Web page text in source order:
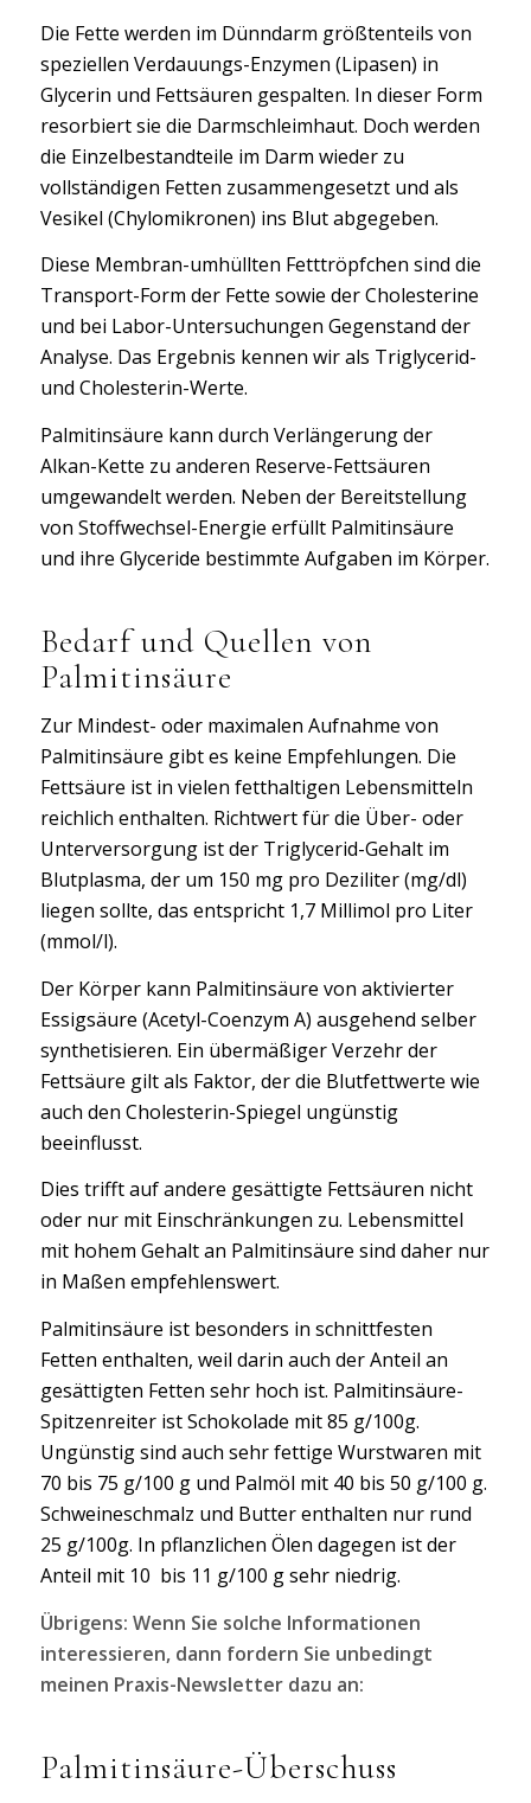
Die Fette werden im Dünndarm größtenteils von
speziellen Verdauungs-Enzymen (Lipasen) in
Glycerin und Fettsäuren gespalten. In dieser Form
resorbiert sie die Darmschleimhaut. Doch werden
die Einzelbestandteile im Darm wieder zu
vollständigen Fetten zusammengesetzt und als
Vesikel (Chylomikronen) ins Blut abgegeben.
Diese Membran-umhüllten Fetttröpfchen sind die
Transport-Form der Fette sowie der Cholesterine
und bei Labor-Untersuchungen Gegenstand der
Analyse. Das Ergebnis kennen wir als Triglycerid-
und Cholesterin-Werte.
Palmitinsäure kann durch Verlängerung der
Alkan-Kette zu anderen Reserve-Fettsäuren
umgewandelt werden. Neben der Bereitstellung
von Stoffwechsel-Energie erfüllt Palmitinsäure
und ihre Glyceride bestimmte Aufgaben im Körper.
Bedarf und Quellen von
Palmitinsäure
Zur Mindest- oder maximalen Aufnahme von
Palmitinsäure gibt es keine Empfehlungen. Die
Fettsäure ist in vielen fetthaltigen Lebensmitteln
reichlich enthalten. Richtwert für die Über- oder
Unterversorgung ist der Triglycerid-Gehalt im
Blutplasma, der um 150 mg pro Deziliter (mg/dl)
liegen sollte, das entspricht 1,7 Millimol pro Liter
(mmol/l).
Der Körper kann Palmitinsäure von aktivierter
Essigsäure (Acetyl-Coenzym A) ausgehend selber
synthetisieren. Ein übermäßiger Verzehr der
Fettsäure gilt als Faktor, der die Blutfettwerte wie
auch den Cholesterin-Spiegel ungünstig
beeinflusst.
Dies trifft auf andere gesättigte Fettsäuren nicht
oder nur mit Einschränkungen zu. Lebensmittel
mit hohem Gehalt an Palmitinsäure sind daher nur
in Maßen empfehlenswert.
Palmitinsäure ist besonders in schnittfesten
Fetten enthalten, weil darin auch der Anteil an
gesättigten Fetten sehr hoch ist. Palmitinsäure-
Spitzenreiter ist Schokolade mit 85 g/100g.
Ungünstig sind auch sehr fettige Wurstwaren mit
70 bis 75 g/100 g und Palmöl mit 40 bis 50 g/100 g.
Schweineschmalz und Butter enthalten nur rund
25 g/100g. In pflanzlichen Ölen dagegen ist der
Anteil mit 10 bis 11 g/100 g sehr niedrig.
Übrigens: Wenn Sie solche Informationen
interessieren, dann fordern Sie unbedingt
meinen Praxis-Newsletter dazu an:
Palmitinsäure-Überschuss